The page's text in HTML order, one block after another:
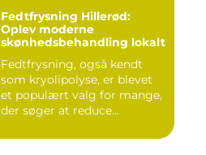
Fedtfrysning Hillerød:
Oplev moderne
skønhedsbehandling lokalt
Fedtfrysning, også kendt
som kryolipolyse, er blevet
et populært valg for mange,
der søger at reduce...